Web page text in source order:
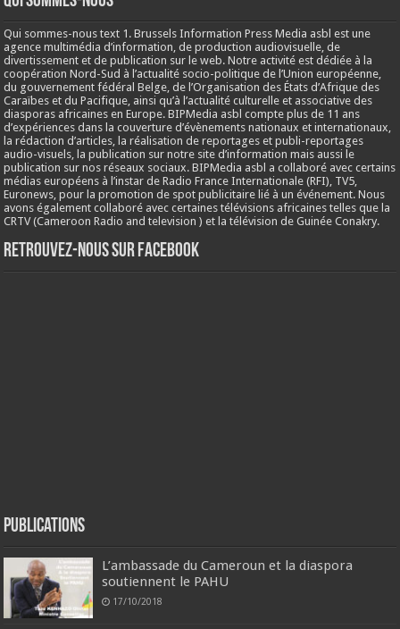
Qui sommes-nous text 1. Brussels Information Press Media asbl est une
agence multimédia d’information, de production audiovisuelle, de
divertissement et de publication sur le web. Notre activité est dédiée à la
coopération Nord-Sud à l’actualité socio-politique de l’Union européenne,
du gouvernement fédéral Belge, de l’Organisation des États d’Afrique des
Caraïbes et du Pacifique, ainsi qu’à l’actualité culturelle et associative des
diasporas africaines en Europe. BIPMedia asbl compte plus de 11 ans
d’expériences dans la couverture d’évènements nationaux et internationaux,
la rédaction d’articles, la réalisation de reportages et publi-reportages
audio-visuels, la publication sur notre site d’information mais aussi le
publication sur nos réseaux sociaux. BIPMedia asbl a collaboré avec certains
médias européens à l’instar de Radio France Internationale (RFI), TV5,
Euronews, pour la promotion de spot publicitaire lié à un événement. Nous
avons également collaboré avec certaines télévisions africaines telles que la
CRTV (Cameroon Radio and television ) et la télévision de Guinée Conakry.
Retrouvez-nous sur Facebook
Publications
L’ambassade du Cameroun et la diaspora
soutiennent le PAHU
17/10/2018